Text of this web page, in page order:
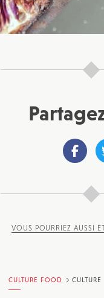
VOUS POURRIEZ AUSSI
CULTURE FOOD CULTURE